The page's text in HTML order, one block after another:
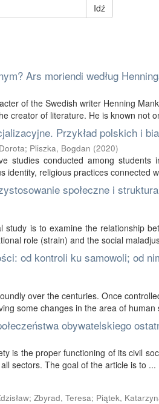
Idź
Ars moriendi według
of the Swedish writer Henning
creator of literature. He is known not
Przykład polskich i
; Pliszka, Bogdan (2020)
studies conducted among
identity, religious practices connected
społeczne i
study is to examine the relationship
role (strain) and the social
od kontroli ku samowoli; od
over the centuries. Once
some changes in the area of human
obywatelskiego
is the proper functioning of its civil
sectors. The goal of the article is to ...
; Zbyrad, Teresa; Piątek,